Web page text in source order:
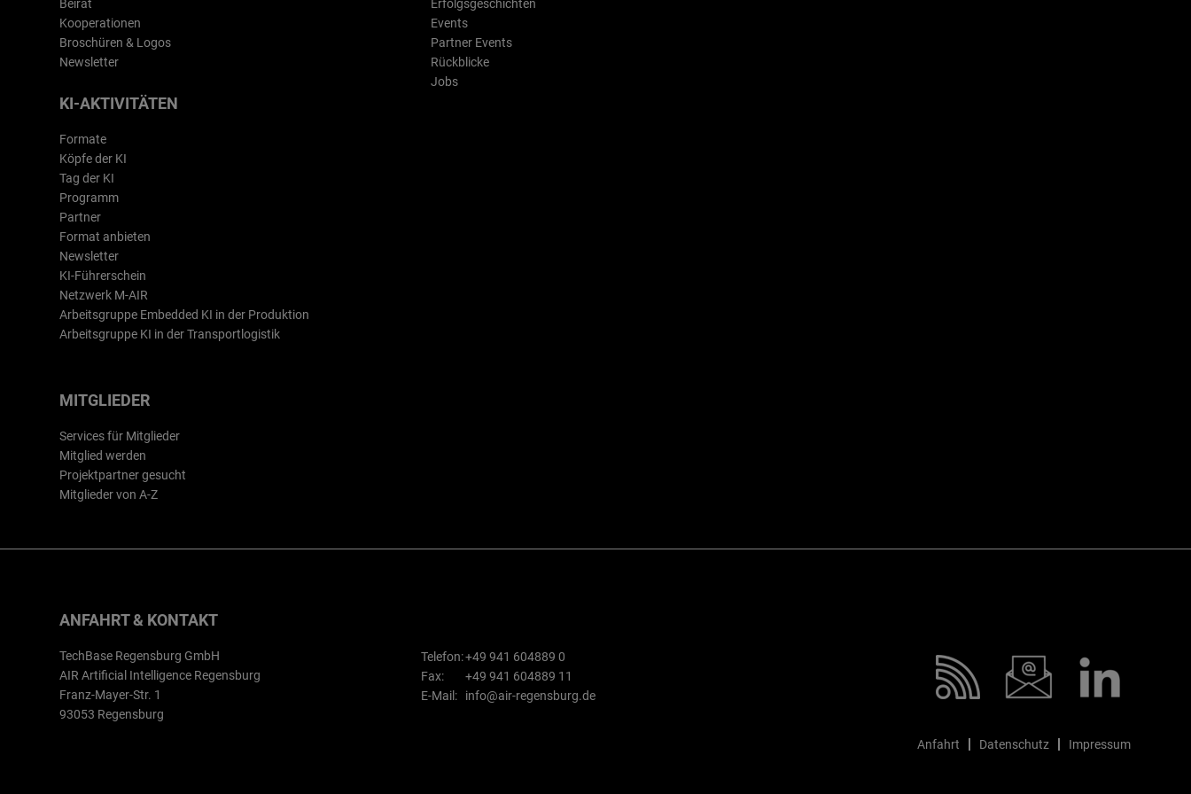
Beirat
Kooperationen
Broschüren & Logos
Newsletter
Erfolgsgeschichten
Events
Partner Events
Rückblicke
Jobs
KI-AKTIVITÄTEN
Formate
Köpfe der KI
Tag der KI
Programm
Partner
Format anbieten
Newsletter
KI-Führerschein
Netzwerk M-AIR
Arbeitsgruppe Embedded KI in der Produktion
Arbeitsgruppe KI in der Transportlogistik
MITGLIEDER
Services für Mitglieder
Mitglied werden
Projektpartner gesucht
Mitglieder von A-Z
ANFAHRT & KONTAKT
TechBase Regensburg GmbH
AIR Artificial Intelligence Regensburg
Franz-Mayer-Str. 1
93053 Regensburg
Telefon:
Fax:
E-Mail:
+49 941 604889 0
+49 941 604889 11
info@air-regensburg.de
Anfahrt Datenschutz Impressum